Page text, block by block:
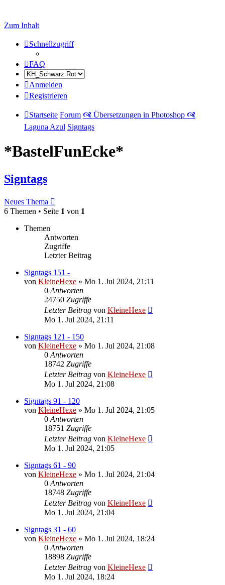
Zum Inhalt
Schnellzugriff
FAQ
Anmelden
Registrieren
Startseite Forum 🙧 Übersetzungen in Photoshop 🙧
Laguna Azul Signtags
*BastelFunEcke*
Signtags
Neues Thema
6 Themen • Seite 1 von 1
Themen
Antworten
Zugriffe
Letzter Beitrag
Signtags 151 -
von KleineHexe » Mo 1. Jul 2024, 21:11
0 Antworten
24750 Zugriffe
Letzter Beitrag von KleineHexe
Mo 1. Jul 2024, 21:11
Signtags 121 - 150
von KleineHexe » Mo 1. Jul 2024, 21:08
0 Antworten
18742 Zugriffe
Letzter Beitrag von KleineHexe
Mo 1. Jul 2024, 21:08
Signtags 91 - 120
von KleineHexe » Mo 1. Jul 2024, 21:05
0 Antworten
18751 Zugriffe
Letzter Beitrag von KleineHexe
Mo 1. Jul 2024, 21:05
Signtags 61 - 90
von KleineHexe » Mo 1. Jul 2024, 21:04
0 Antworten
18748 Zugriffe
Letzter Beitrag von KleineHexe
Mo 1. Jul 2024, 21:04
Signtags 31 - 60
von KleineHexe » Mo 1. Jul 2024, 18:24
0 Antworten
18898 Zugriffe
Letzter Beitrag von KleineHexe
Mo 1. Jul 2024, 18:24